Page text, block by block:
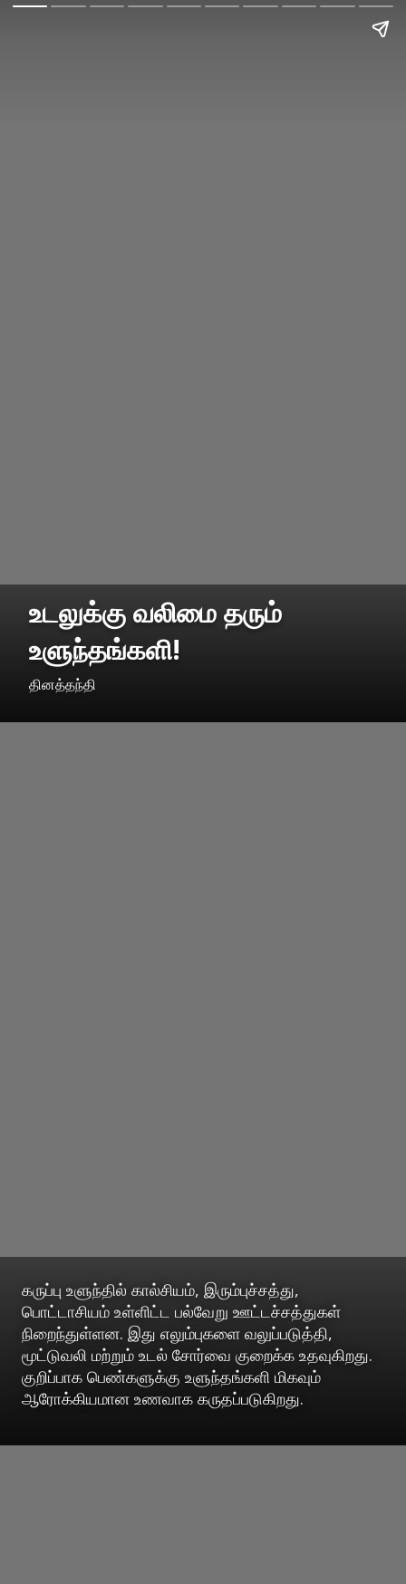
உடலுக்கு வலிமை தரும்
உளுந்தங்களி!
தினத்தந்தி
கருப்பு உளுந்தில் கால்சியம், இரும்புச்சத்து,
பொட்டாசியம் உள்ளிட்ட பல்வேறு ஊட்டச்சத்துகள்
நிறைந்துள்ளன. இது எலும்புகளை வலுப்படுத்தி,
மூட்டுவலி மற்றும் உடல் சோர்வை குறைக்க உதவுகிறது.
குறிப்பாக பெண்களுக்கு உளுந்தங்களி மிகவும்
ஆரோக்கியமான உணவாக கருதப்படுகிறது.